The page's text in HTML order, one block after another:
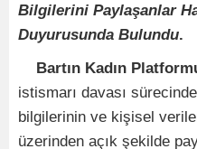
Bilgilerini Paylaşanlar
Duyurusunda Bulundu.
Bartın Kadın
istismarı davası
bilgilerinin ve kişisel
üzerinden açık şekilde